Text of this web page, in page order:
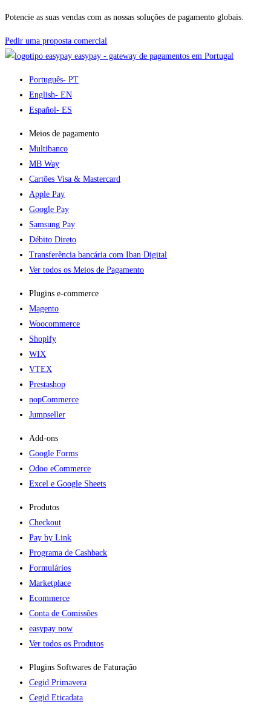
Potencie as suas vendas com as nossas soluções de pagamento globais.
Pedir uma proposta comercial
easypay - gateway de pagamentos em Portugal
Português- PT
English- EN
Español- ES
Meios de pagamento
Multibanco
MB Way
Cartões Visa & Mastercard
Apple Pay
Google Pay
Samsung Pay
Débito Direto
Transferência bancária com Iban Digital
Ver todos os Meios de Pagamento
Plugins e-commerce​
Magento
Woocommerce
Shopify
WIX
VTEX
Prestashop
nopCommerce
Jumpseller
Add-ons​
Google Forms
Odoo eCommerce
Excel e Google Sheets
Produtos
Checkout
Pay by Link
Programa de Cashback
Formulários
Marketplace
Ecommerce
Conta de Comissões
easypay now
Ver todos os Produtos
Plugins Softwares de Faturação​
Cegid Primavera
Cegid Eticadata